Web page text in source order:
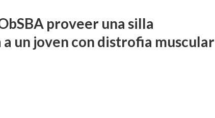
proveer una silla
un joven con distrofia muscular